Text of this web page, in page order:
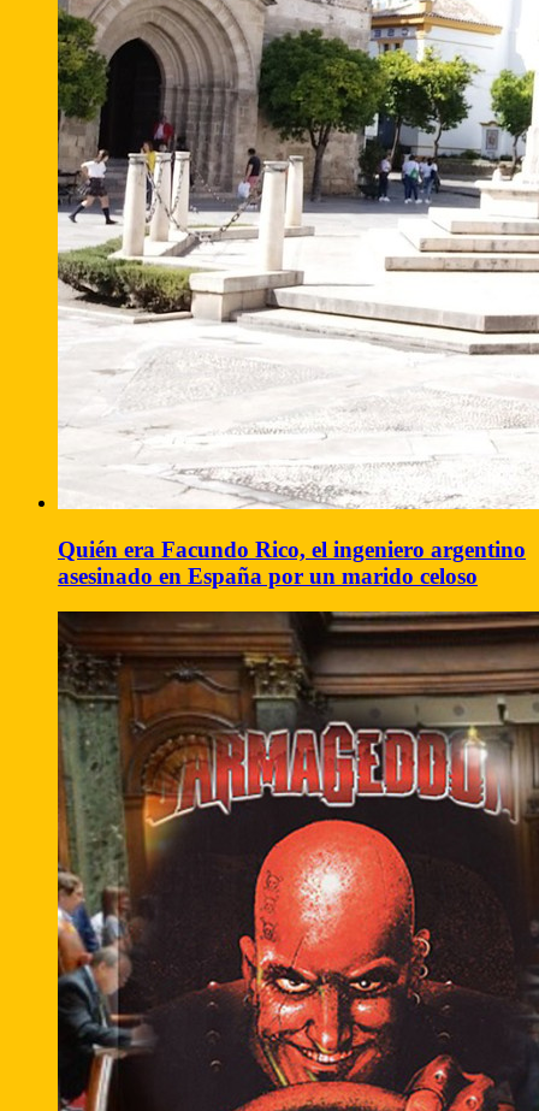
Quién era Facundo Rico, el ingeniero argentino
asesinado en España por un marido celoso